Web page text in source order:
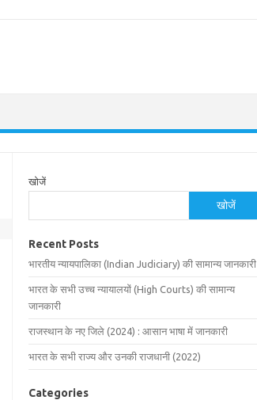
खोजें
खोजें
Recent Posts
भारतीय न्यायपालिका (Indian Judiciary) की सामान्य जानकारी
भारत के सभी उच्च न्यायालयों (High Courts) की सामान्य
जानकारी
राजस्थान के नए जिले (2024) : आसान भाषा में जानकारी
भारत के सभी राज्य और उनकी राजधानी (2022)
Categories